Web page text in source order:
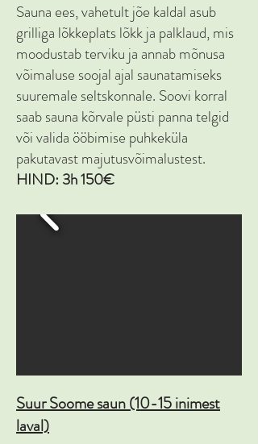
Sauna ees, vahetult jõe kaldal asub
grilliga lõkkeplats lõkk ja palklaud, mis
moodustab terviku ja annab mõnusa
võimaluse soojal ajal saunatamiseks
suuremale seltskonnale. Soovi korral
saab sauna kõrvale püsti panna telgid
või valida ööbimise puhkeküla
pakutavast majutusvõimalustest.
HIND: 3h 150€
Suur Soome saun (10-15 inimest
laval)